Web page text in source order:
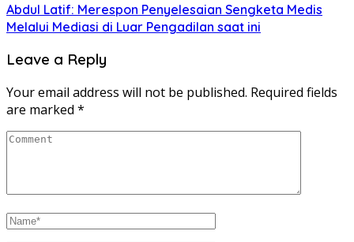
Abdul Latif: Merespon Penyelesaian Sengketa Medis
Melalui Mediasi di Luar Pengadilan saat ini
Leave a Reply
Your email address will not be published. Required fields
are marked *